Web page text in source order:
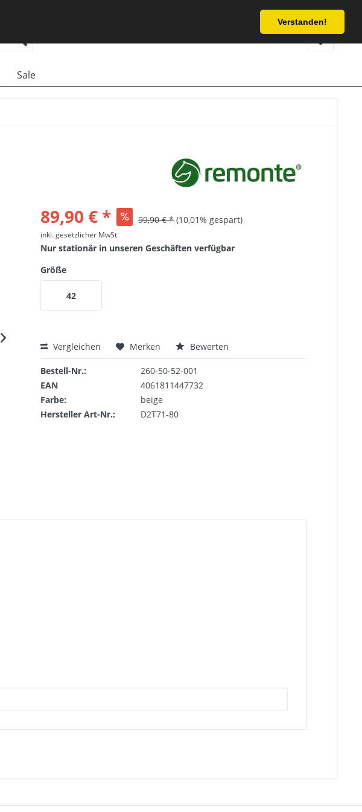
Verstanden!
Service/Hilfe
Sale
89,90 € * 99,90 € * (10,01% gespart)
inkl. gesetzlicher MwSt.
Nur stationär in unseren Geschäften verfügbar
Größe
42
Vergleichen Merken Bewerten
Bestell-Nr.:
260-50-52-001
EAN
4061811447732
Farbe:
beige
Hersteller Art-Nr.:
D2T71-80